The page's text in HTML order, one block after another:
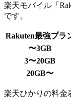
楽天モバイル「
です。
Rakuten最強プラ
〜3GB
3〜20GB
20GB〜
楽天ひかりの料金